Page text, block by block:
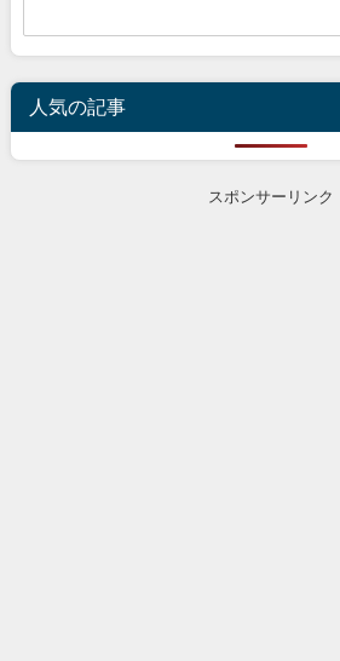
人気の記事
スポンサーリンク